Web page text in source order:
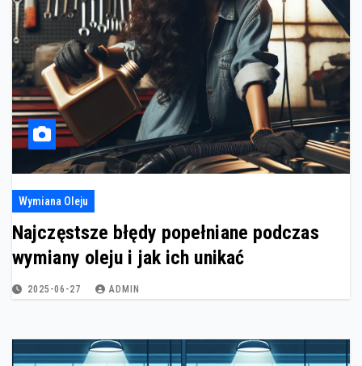
Wymiana Oleju
Najczęstsze błędy popełniane podczas
wymiany oleju i jak ich unikać
2025-06-27 ADMIN